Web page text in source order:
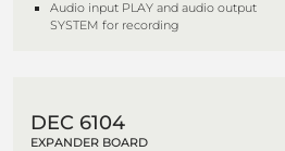
Audio input PLAY and audio output
SYSTEM for recording
DEC 6104
EXPANDER BOARD